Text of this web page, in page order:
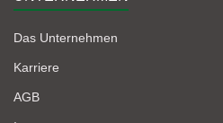
Das Unternehmen
Karriere
AGB